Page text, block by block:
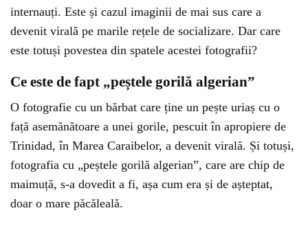
internauți. Este și cazul imaginii de mai sus care a
devenit virală pe marile rețele de socializare. Dar care
este totuși povestea din spatele acestei fotografii?
Ce este de fapt „peștele gorilă algerian”
O fotografie cu un bărbat care ține un pește uriaș cu o
față asemănătoare a unei gorile, pescuit în apropiere de
Trinidad, în Marea Caraibelor, a devenit virală. Și totuși,
fotografia cu „peștele gorilă algerian”, care are chip de
maimuță, s-a dovedit a fi, așa cum era și de așteptat,
doar o mare păcăleală.